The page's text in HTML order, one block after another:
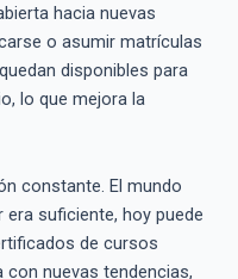
hacia nuevas
o asumir matrículas
disponibles para
lo que mejora la
constante. El mundo
suficiente, hoy puede
de cursos
con nuevas tendencias,